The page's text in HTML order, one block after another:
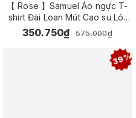
【 Rose 】Samuel Áo ngực T-
shirt Đài Loan Mút Cao su Lót
Vải Tactel siêu mềm viền ren
cao cấp nguyên ngực ( Màu Da
350.750₫ 575.000₫
39%